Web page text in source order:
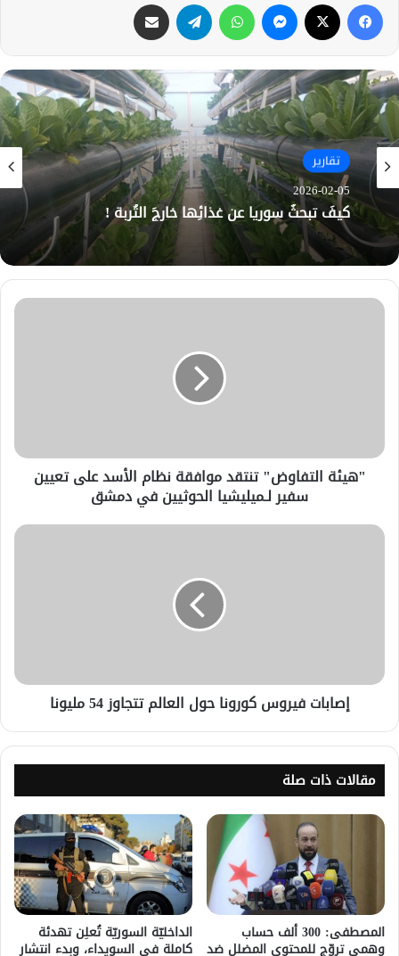
تقارير
2026-02-05
كيفَ تبحثُ سوريا عن غذائِها خارجَ التُربة !
"هيئة التفاوض" تنتقد موافقة نظام الأسد على تعيين
سفير لـميليشيا الحوثيين في دمشق
إصابات فيروس كورونا حول العالم تتجاوز 54 مليونا
مقالات ذات صلة
المصطفى: 300 ألف حساب
وهمي تروّج للمحتوى المضلل ضد
الداخليّة السوريّة تُعلِن تهدئة
كاملة في السويداء، وبدء انتشار